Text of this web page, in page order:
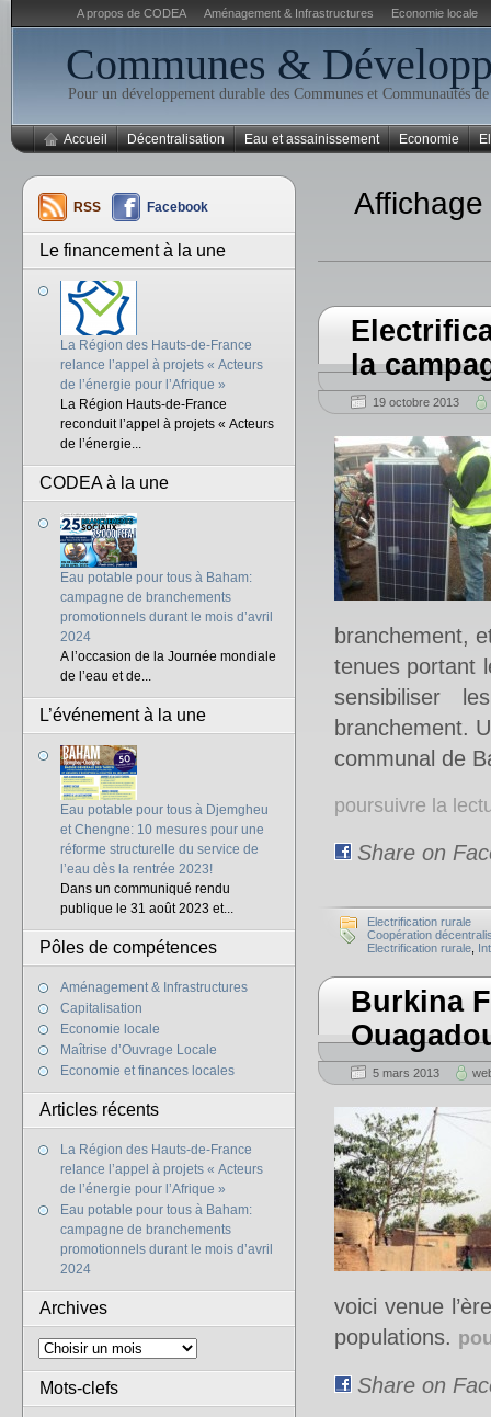
A propos de CODEA Aménagement & Infrastructures Economie locale
Communes &
Pour un développement durable des Communes et Communautés
Accueil Décentralisation Eau et assainissement Economie
la
19 octobre 2013
branchement,
tenues portant
sensibiliser
branchement.
communal de
poursuivre la
Share on
Electrification rurale
Coopération
Electrification rurale
Burkina
5 mars 2013
voici venue
populations.
Share on
RSS Facebook
Le financement à la une
La Région des Hauts-de-France
relance l’appel à projets « Acteurs
de l’énergie pour l’Afrique »
La Région Hauts-de-France
reconduit l’appel à projets « Acteurs
de l’énergie...
CODEA à la une
Eau potable pour tous à Baham:
campagne de branchements
promotionnels durant le mois d’avril
2024
A l’occasion de la Journée mondiale
de l’eau et de...
L’événement à la une
Eau potable pour tous à Djemgheu
et Chengne: 10 mesures pour une
réforme structurelle du service de
l’eau dès la rentrée 2023!
Dans un communiqué rendu
publique le 31 août 2023 et...
Pôles de compétences
Aménagement & Infrastructures
Capitalisation
Economie locale
Maîtrise d’Ouvrage Locale
Economie et finances locales
Articles récents
La Région des Hauts-de-France
relance l’appel à projets « Acteurs
de l’énergie pour l’Afrique »
Eau potable pour tous à Baham:
campagne de branchements
promotionnels durant le mois d’avril
2024
Archives
Mots-clefs